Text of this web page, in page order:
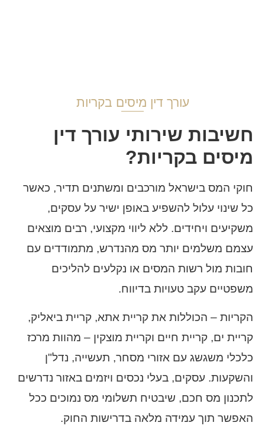
עורך דין מיסים בקריות
חשיבות שירותי עורך דין
מיסים בקריות?
חוקי המס בישראל מורכבים ומשתנים תדיר, כאשר
כל שינוי עלול להשפיע באופן ישיר על עסקים,
משקיעים ויחידים. ללא ליווי מקצועי, רבים מוצאים
עצמם משלמים יותר מס מהנדרש, מתמודדים עם
חובות מול רשות המסים או נקלעים להליכים
משפטיים עקב טעויות בדיווח.
הקריות – הכוללות את קריית אתא, קריית ביאליק,
קריית ים, קריית חיים וקריית מוצקין – מהוות מרכז
כלכלי משגשג עם אזורי מסחר, תעשייה, נדל"ן
והשקעות. עסקים, בעלי נכסים ויזמים באזור נדרשים
לתכנון מס חכם, שיבטיח תשלומי מס נמוכים ככל
האפשר תוך עמידה מלאה בדרישות החוק.